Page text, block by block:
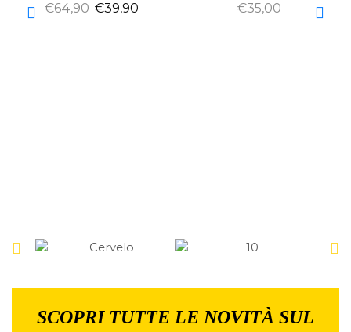
€64,90 €39,90
€35,00
SCOPRI TUTTE LE NOVITÀ SUL